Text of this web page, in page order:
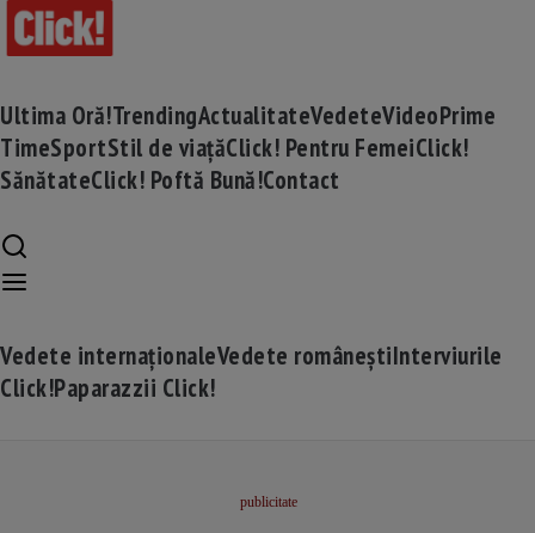
Ultima Oră!TrendingActualitateVedeteVideoPrime
TimeSportStil de viațăClick! Pentru FemeiClick!
SănătateClick! Poftă Bună!Contact
Vedete internaționaleVedete româneștiInterviurile
Click!Paparazzii Click!